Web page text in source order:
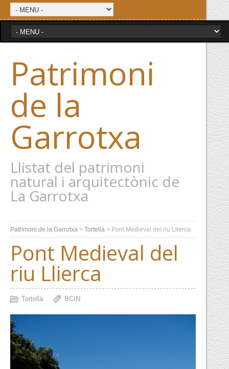
Patrimoni
de la
Garrotxa
Llistat del patrimoni
natural i arquitectònic de
La Garrotxa
Patrimoni de la Garrotxa >Tortellà > Pont Medieval del riu Llierca
Pont Medieval del
riu Llierca
Tortellà BCIN